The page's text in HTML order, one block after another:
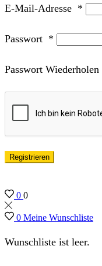
E-Mail-Adresse *
Passwort *
Passwort Wiederholen
Registrieren
0 0
0 Meine Wunschliste
Wunschliste ist leer.